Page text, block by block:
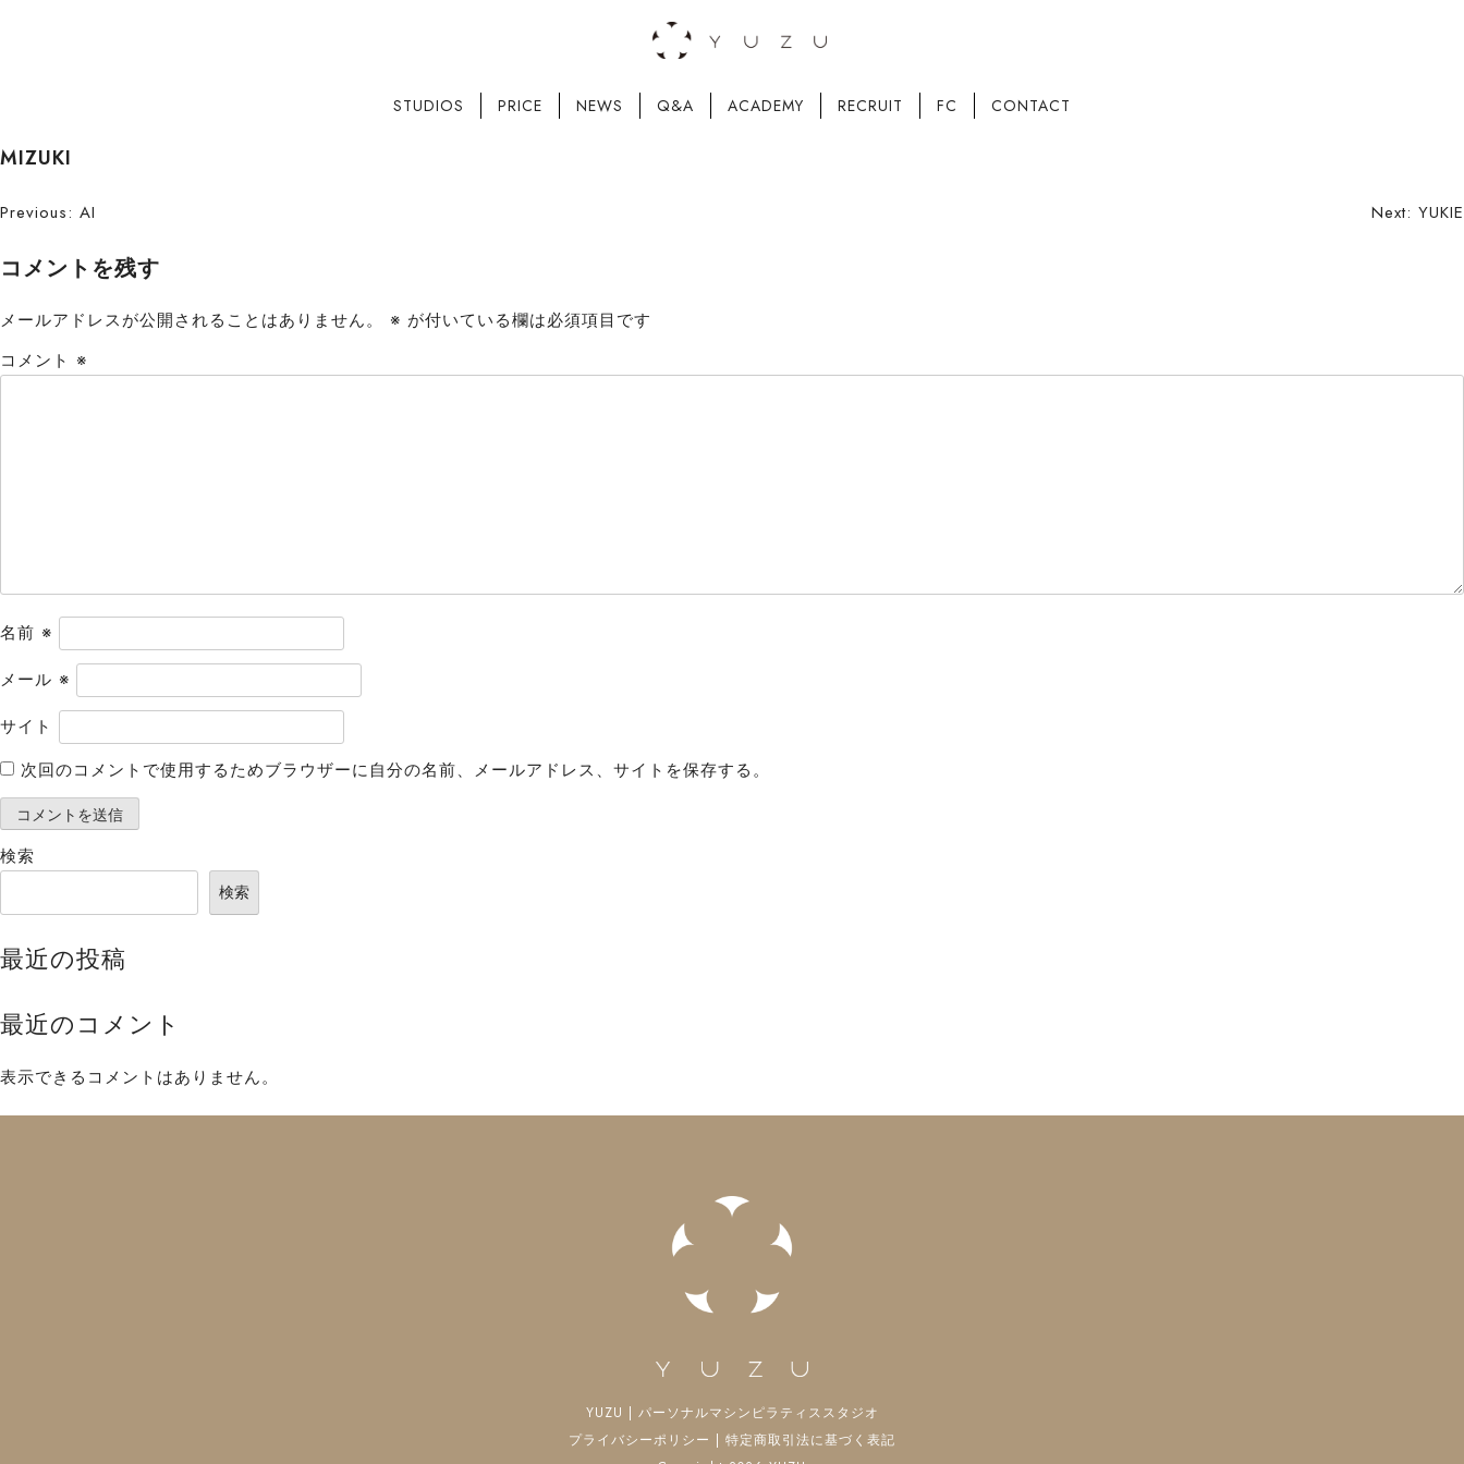
S
i
c
n
STUDIOS PRICE NEWS Q&A ACADEMY RECRUIT FC CONTACT
MIZUKI
投
稿
ビ
ゲ
Previous: AI Next: YUKIE
コメントを残す
メールアドレスが公開されることはありません。 ※ が付いている欄は必須項目です
コメント ※
名前 ※
メール ※
サイト
次回のコメントで使用するためブラウザーに自分の名前、メールアドレス、サイトを保存する。
検索
検索
最近の投稿
最近のコメント
表示できるコメントはありません。
YUZU | パーソナルマシンピラティススタジオ
プライバシーポリシー | 特定商取引法に基づく表記